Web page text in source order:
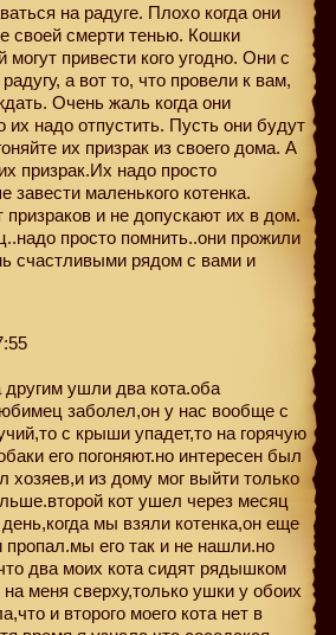
на радуге. Плохо когда они
своей смерти тенью. Кошки
привести кого угодно. Они с
а вот то, что провели к вам,
Очень жаль когда они
надо отпустить. Пусть они будут
их призрак из своего дома. А
призрак.Их надо просто
завести маленького котенка.
и не допускают их в дом.
просто помнить..они прожили
счастливыми рядом с вами и
ушли два кота.оба
заболел,он у нас вообще с
с крыши упадет,то на горячую
его погоняют.но интересен был
хозяев,и из дому мог выйти только
кот ушел через месяц
день,когда мы взяли котенка,он еще
пропал.мы его так и не нашли.но
два моих кота сидят рядышком
меня сверху,только ушки у обоих
и второго моего кота нет в